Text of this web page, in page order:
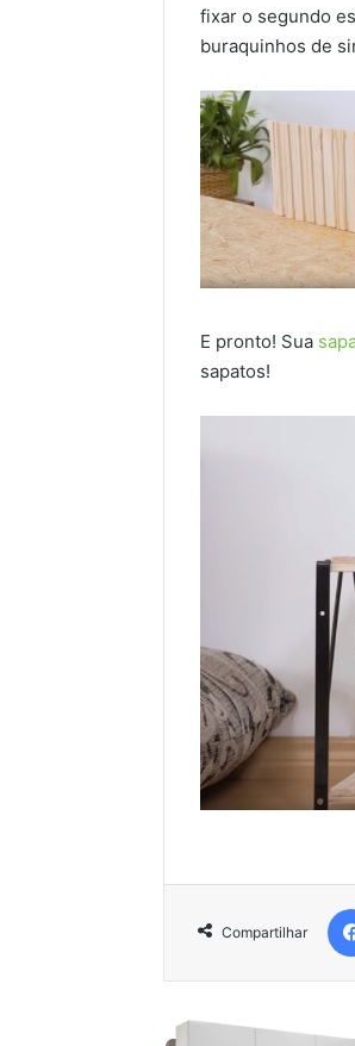
fixar o segundo
buraquinhos de
E pronto! Sua
sapatos!
Compartilhar